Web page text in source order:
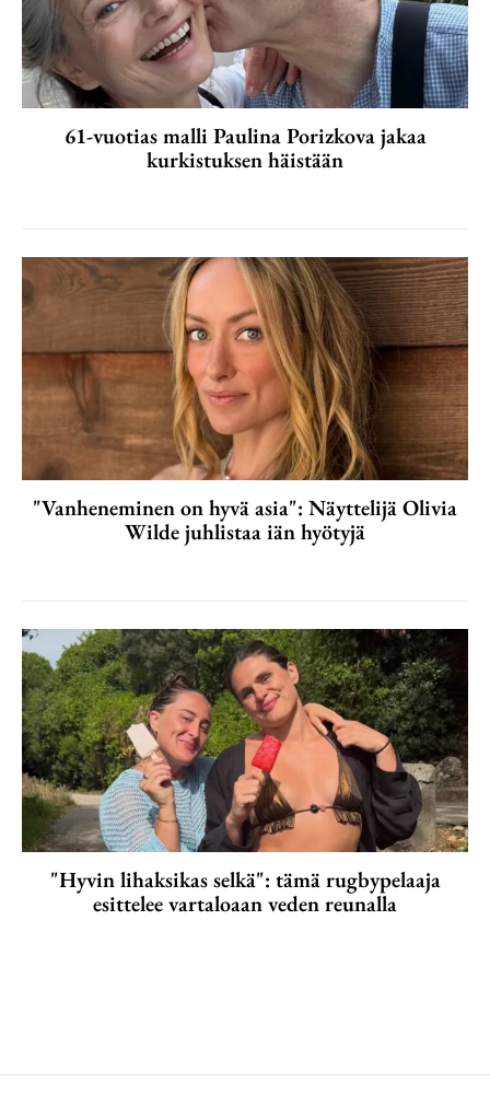
61-vuotias malli Paulina Porizkova jakaa
kurkistuksen häistään
"Vanheneminen on hyvä asia": Näyttelijä Olivia
Wilde juhlistaa iän hyötyjä
"Hyvin lihaksikas selkä": tämä rugbypelaaja
esittelee vartaloaan veden reunalla